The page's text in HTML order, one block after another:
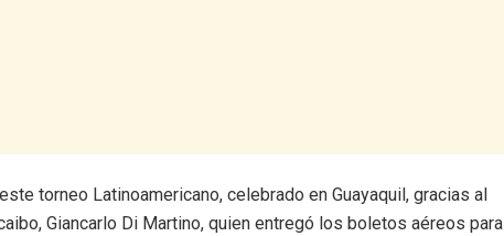
torneo Latinoamericano, celebrado en Guayaquil, gracias al
Giancarlo Di Martino, quien entregó los boletos aéreos para